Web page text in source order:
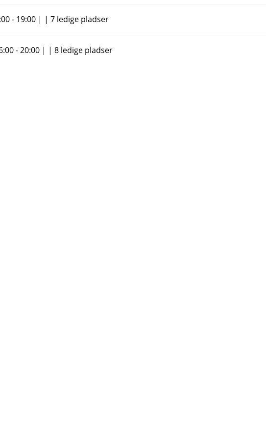
- 19:00 | | 7 ledige pladser
- 20:00 | | 8 ledige pladser